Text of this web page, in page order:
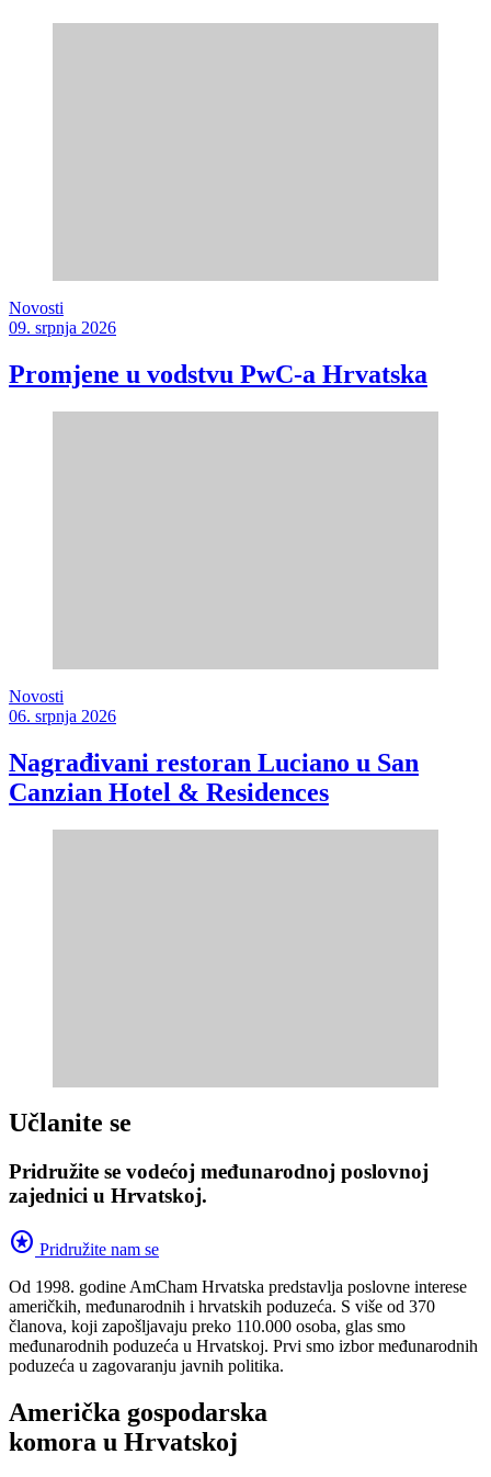
Novosti
09. srpnja 2026
Promjene u vodstvu PwC-a Hrvatska
Novosti
06. srpnja 2026
Nagrađivani restoran Luciano u San
Canzian Hotel & Residences
Učlanite se
Pridružite se vodećoj međunarodnoj poslovnoj
zajednici u Hrvatskoj.
stars Pridružite nam se
Od 1998. godine AmCham Hrvatska predstavlja poslovne interese
američkih, međunarodnih i hrvatskih poduzeća. S više od 370
članova, koji zapošljavaju preko 110.000 osoba, glas smo
međunarodnih poduzeća u Hrvatskoj. Prvi smo izbor međunarodnih
poduzeća u zagovaranju javnih politika.
Američka gospodarska
komora u Hrvatskoj